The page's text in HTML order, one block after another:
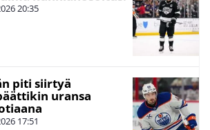
20:35
piti siirtyä
uransa
17:51